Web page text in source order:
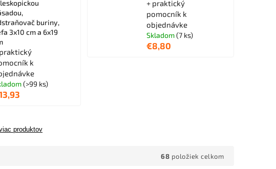
buriny,
3x10 cm a 6x19
k
(>99 ks)
+ praktický
pomocník k
objednávke
Skladom(7 ks)
€8,80
produktov
68 položiek celkom